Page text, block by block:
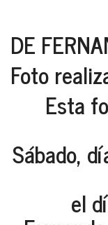
DE
Foto
Esta
Sábado,
el